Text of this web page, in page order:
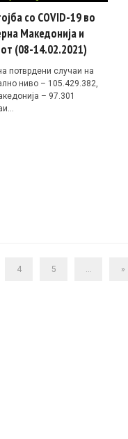
со COVID-19 во
Македонија и
(08-14.02.2021)
потврдени случаи на
ниво – 105.429.382,
– 97.301
4 5 ... »